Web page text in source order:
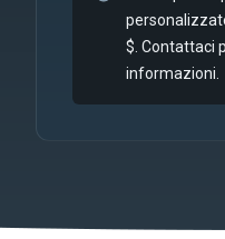
$. Contattaci
informazioni.